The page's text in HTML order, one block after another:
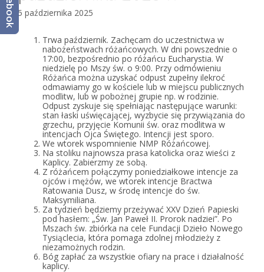
5 października 2025
Trwa październik. Zachęcam do uczestnictwa w
nabożeństwach różańcowych. W dni powszednie o
17:00, bezpośrednio po różańcu Eucharystia. W
niedzielę po Mszy św. o 9:00. Przy odmówieniu
Różańca można uzyskać odpust zupełny ilekroć
odmawiamy go w kościele lub w miejscu publicznych
modlitw, lub w pobożnej grupie np. w rodzinie.
Odpust zyskuje się spełniając następujące warunki:
stan łaski uświęcającej, wyzbycie się przywiązania do
grzechu, przyjęcie Komunii św. oraz modlitwa w
intencjach Ojca Świętego. Intencji jest sporo.
We wtorek wspomnienie NMP Różańcowej.
Na stoliku najnowsza prasa katolicka oraz wieści z
Kaplicy. Zabierzmy ze sobą.
Z różańcem połączymy poniedziałkowe intencje za
ojców i mężów, we wtorek intencje Bractwa
Ratowania Dusz, w środę intencje do św.
Maksymiliana.
Za tydzień będziemy przeżywać XXV Dzień Papieski
pod hasłem: „Św. Jan Paweł II. Prorok nadziei”. Po
Mszach św. zbiórka na cele Fundacji Dzieło Nowego
Tysiąclecia, która pomaga zdolnej młodzieży z
niezamożnych rodzin.
Bóg zapłać za wszystkie ofiary na prace i działalność
kaplicy.